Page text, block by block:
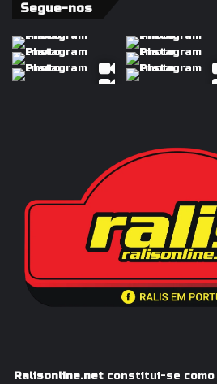
Segue-nos
Ralisonline.netconstitui-se como